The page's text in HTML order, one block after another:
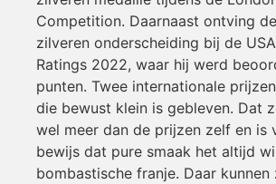
Competition. Daarnaast ontving
zilveren onderscheiding bij de
Ratings 2022, waar hij werd
punten. Twee internationale
die bewust klein is gebleven. Dat
wel meer dan de prijzen zelf en is
bewijs dat pure smaak het altijd
bombastische franje. Daar kunnen